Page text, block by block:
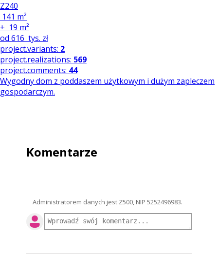
Z240
141 m²
+ 19 m²
od 616 tys. zł
project.variants: 2
project.realizations: 569
project.comments: 44
Wygodny dom z poddaszem użytkowym i dużym zapleczem
gospodarczym.
Komentarze
Administratorem danych jest Z500, NIP 5252496983.